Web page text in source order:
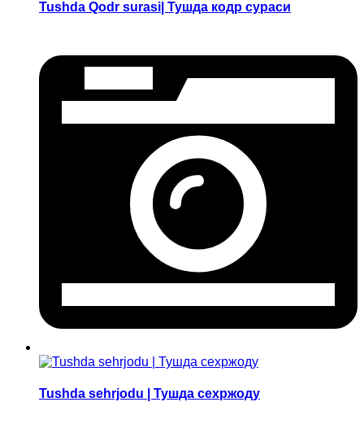
Tushda Qodr surasi| Тушда кодр сураси
Tushda sehrjodu | Тушда сехржоду